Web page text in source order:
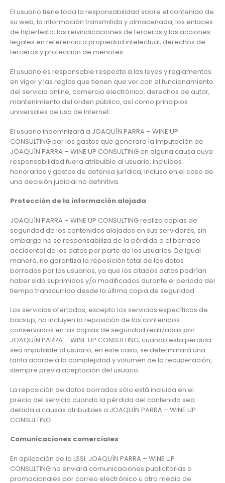
El usuario tiene toda la responsabilidad sobre el contenido de
su web, la información transmitida y almacenada, los enlaces
de hipertexto, las reivindicaciones de terceros y las acciones
legales en referencia a propiedad intelectual, derechos de
terceros y protección de menores.
El usuario es responsable respecto a las leyes y reglamentos
en vigor y las reglas que tienen que ver con el funcionamiento
del servicio online, comercio electrónico, derechos de autor,
mantenimiento del orden público, así como principios
universales de uso de Internet.
El usuario indemnizará a JOAQUÍN PARRA – WINE UP
CONSULTING por los gastos que generara la imputación de
JOAQUÍN PARRA – WINE UP CONSULTING en alguna causa cuya
responsabilidad fuera atribuible al usuario, incluidos
honorarios y gastos de defensa jurídica, incluso en el caso de
una decisión judicial no definitiva.
Protección de la información alojada
JOAQUÍN PARRA – WINE UP CONSULTING realiza copias de
seguridad de los contenidos alojados en sus servidores, sin
embargo no se responsabiliza de la pérdida o el borrado
accidental de los datos por parte de los usuarios. De igual
manera, no garantiza la reposición total de los datos
borrados por los usuarios, ya que los citados datos podrían
haber sido suprimidos y/o modificados durante el periodo del
tiempo transcurrido desde la última copia de seguridad.
Los servicios ofertados, excepto los servicios específicos de
backup, no incluyen la reposición de los contenidos
conservados en las copias de seguridad realizadas por
JOAQUÍN PARRA – WINE UP CONSULTING, cuando esta pérdida
sea imputable al usuario; en este caso, se determinará una
tarifa acorde a la complejidad y volumen de la recuperación,
siempre previa aceptación del usuario.
La reposición de datos borrados sólo está incluida en el
precio del servicio cuando la pérdida del contenido sea
debida a causas atribuibles a JOAQUÍN PARRA – WINE UP
CONSULTING
Comunicaciones comerciales
En aplicación de la LSSI. JOAQUÍN PARRA – WINE UP
CONSULTING no enviará comunicaciones publicitarias o
promocionales por correo electrónico u otro medio de